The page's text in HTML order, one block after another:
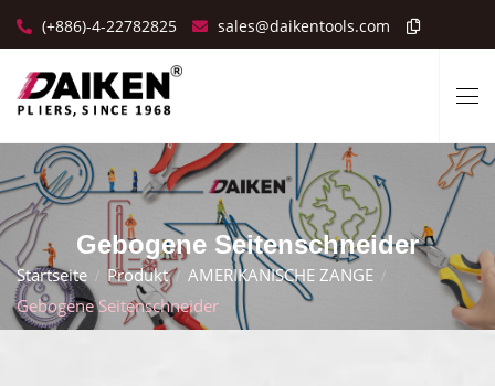
(+886)-4-22782825 sales@daikentools.com
Gebogene Seitenschneider
Startseite Produkt
AMERIKANISCHE ZANGE
Gebogene Seitenschneider